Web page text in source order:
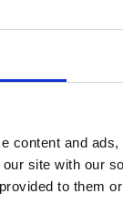
content and
site with our
to them